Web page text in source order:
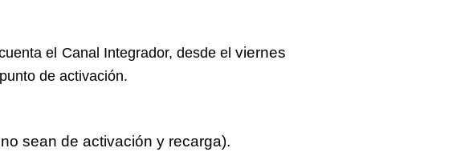
el Canal Integrador, desde elviernes
de activación.
sean de activación y recarga).